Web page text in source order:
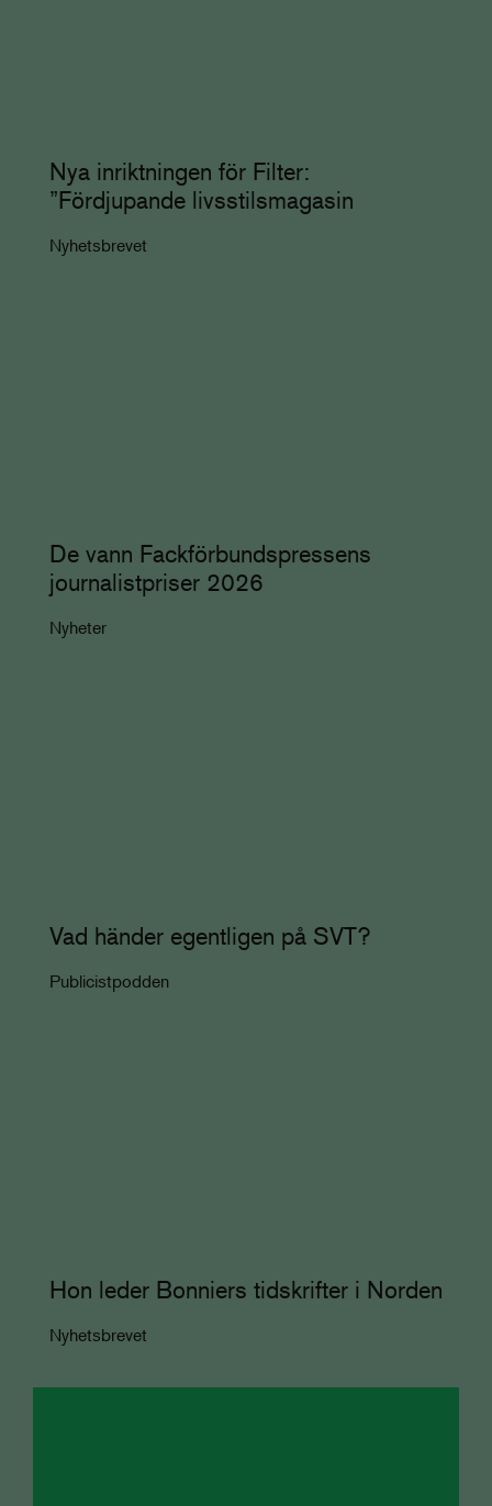
Nya inriktningen för Filter:
”Fördjupande livsstilsmagasin
Nyhetsbrevet
De vann Fackförbundspressens
journalistpriser 2026
Nyheter
Vad händer egentligen på SVT?
Publicistpodden
Hon leder Bonniers tidskrifter i Norden
Nyhetsbrevet